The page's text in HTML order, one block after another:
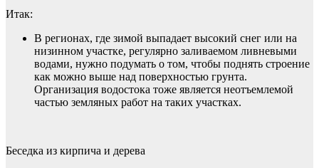
Итак:
В регионах, где зимой выпадает высокий снег или на
низинном участке, регулярно заливаемом ливневыми
водами, нужно подумать о том, чтобы поднять строение
как можно выше над поверхностью грунта.
Организация водостока тоже является неотъемлемой
частью земляных работ на таких участках.
Беседка из кирпича и дерева